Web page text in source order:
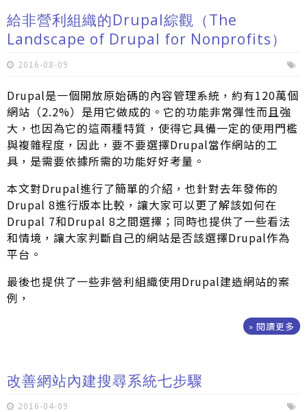
給非營利組織的Drupal綜觀（The
Landscape of Drupal for Nonprofits）
2016-08-09
Drupal是一個開放原始碼的內容管理系統，約有120萬個
網站（2.2%）是用它做成的。它的功能非常彈性而且強
大，也因為它的這兩種特質，使得它具備一定的使用門檻
與複雜程度，因此，要不要選擇Drupal當作網站的工
具，是需要依據所需的功能好好考量。
本文對Drupal進行了簡單的介紹，也針對去年發佈的
Drupal 8進行版本比較，讓大家可以更了解該如何在
Drupal 7和Drupal 8之間選擇；同時也提供了一些看法
和情境，讓大家判斷自己的網站是否該選擇Drupal作為
平台。
最後也提供了一些非營利組織使用Drupal建造網站的案
例，
» 閱讀更多
改善網站內建搜尋系統七步驟
2016-04-09